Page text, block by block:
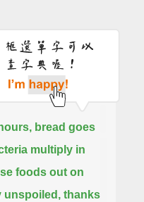
bread goes
multiply in
foods out on
unspoiled, thanks